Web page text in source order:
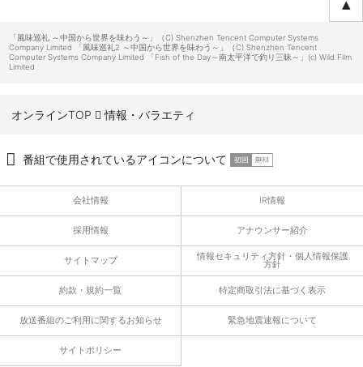
ページTOPへ
「風味巡礼 ～中国から世界を味わう～」（C) Shenzhen Tencent Computer Systems
Company Limited 「風味巡礼2 ～中国から世界を味わう～」（C) Shenzhen Tencent
Computer Systems Company Limited 「Fish of the Day～南太平洋で釣り三昧～」(c) Wild Film
Limited
オンラインTOP 情報・バラエティ
番組で使用されているアイコンについて
会社情報 IR情報
採用情報 アナウンサー紹介
サイトマップ 情報セキュリティ方針・個人情報保護
方針
約款・規約一覧 特定商取引法に基づく表示
放送番組のご利用に関するお知らせ 緊急地震速報について
サイトポリシー